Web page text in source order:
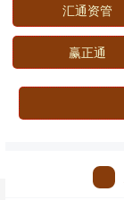
汇通资管
赢正通